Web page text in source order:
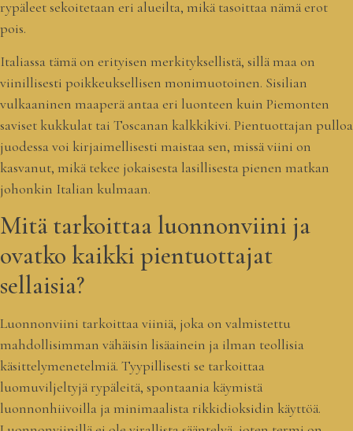
rypäleet sekoitetaan eri alueilta, mikä tasoittaa nämä erot
pois.
Italiassa tämä on erityisen merkityksellistä, sillä maa on
viinillisesti poikkeuksellisen monimuotoinen. Sisilian
vulkaaninen maaperä antaa eri luonteen kuin Piemonten
saviset kukkulat tai Toscanan kalkkikivi. Pientuottajan pulloa
juodessa voi kirjaimellisesti maistaa sen, missä viini on
kasvanut, mikä tekee jokaisesta lasillisesta pienen matkan
johonkin Italian kulmaan.
Mitä tarkoittaa luonnonviini ja
ovatko kaikki pientuottajat
sellaisia?
Luonnonviini tarkoittaa viiniä, joka on valmistettu
mahdollisimman vähäisin lisäainein ja ilman teollisia
käsittelymenetelmiä. Tyypillisesti se tarkoittaa
luomuviljeltyjä rypäleitä, spontaania käymistä
luonnonhiivoilla ja minimaalista rikkidioksidin käyttöä.